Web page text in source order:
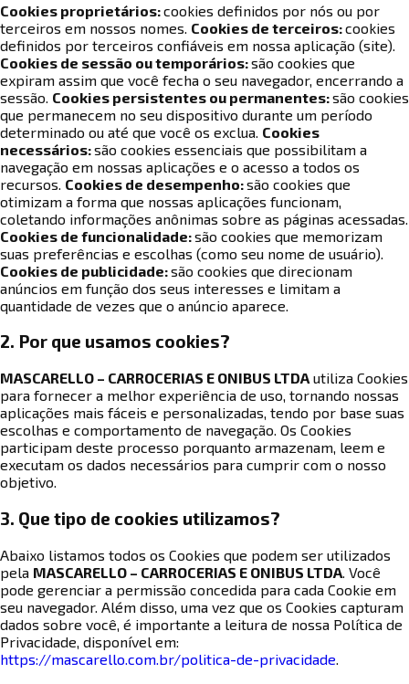
Cookies proprietários:cookies definidos por nós ou por
terceiros em nossos nomes. Cookies de terceiros:cookies
definidos por terceiros confiáveis em nossa aplicação (site).
Cookies de sessão ou temporários:são cookies que
expiram assim que você fecha o seu navegador, encerrando a
sessão. Cookies persistentes ou permanentes:são cookies
que permanecem no seu dispositivo durante um período
determinado ou até que você os exclua. Cookies
necessários:são cookies essenciais que possibilitam a
navegação em nossas aplicações e o acesso a todos os
recursos. Cookies de desempenho:são cookies que
otimizam a forma que nossas aplicações funcionam,
coletando informações anônimas sobre as páginas acessadas.
Cookies de funcionalidade:são cookies que memorizam
suas preferências e escolhas (como seu nome de usuário).
Cookies de publicidade:são cookies que direcionam
anúncios em função dos seus interesses e limitam a
quantidade de vezes que o anúncio aparece.
2. Por que usamos cookies?
MASCARELLO – CARROCERIAS E ONIBUS LTDA utiliza Cookies
para fornecer a melhor experiência de uso, tornando nossas
aplicações mais fáceis e personalizadas, tendo por base suas
escolhas e comportamento de navegação. Os Cookies
participam deste processo porquanto armazenam, leem e
executam os dados necessários para cumprir com o nosso
objetivo.
3. Que tipo de cookies utilizamos?
Abaixo listamos todos os Cookies que podem ser utilizados
pela MASCARELLO – CARROCERIAS E ONIBUS LTDA . Você
pode gerenciar a permissão concedida para cada Cookie em
seu navegador. Além disso, uma vez que os Cookies capturam
dados sobre você, é importante a leitura de nossa Política de
Privacidade, disponível em:
https://mascarello.com.br/politica-de-privacidade